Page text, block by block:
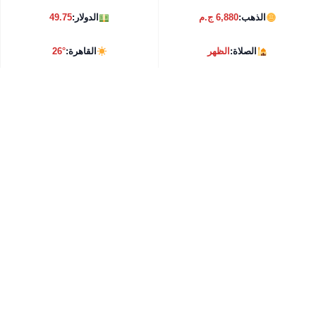
الذهب:6,880 ج.م الدولار:49.75
الصلاة:الظهر القاهرة:26°